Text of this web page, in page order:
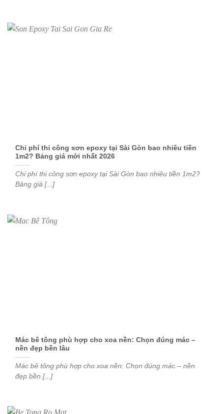
Chi phí thi công sơn epoxy tại Sài Gòn bao nhiêu tiền
1m2? Bảng giá mới nhất 2026
Chi phí thi công sơn epoxy tại Sài Gòn bao nhiêu tiền 1m2?
Bảng giá [...]
Mác bê tông phù hợp cho xoa nền: Chọn đúng mác –
nền đẹp bền lâu
Mác bê tông phù hợp cho xoa nền: Chọn đúng mác – nền
đẹp bền [...]